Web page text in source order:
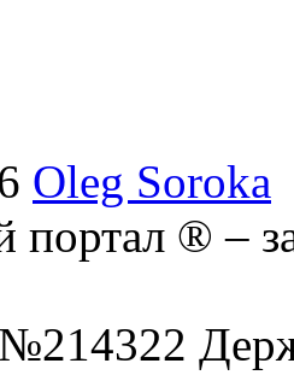
Oleg Soroka
® –